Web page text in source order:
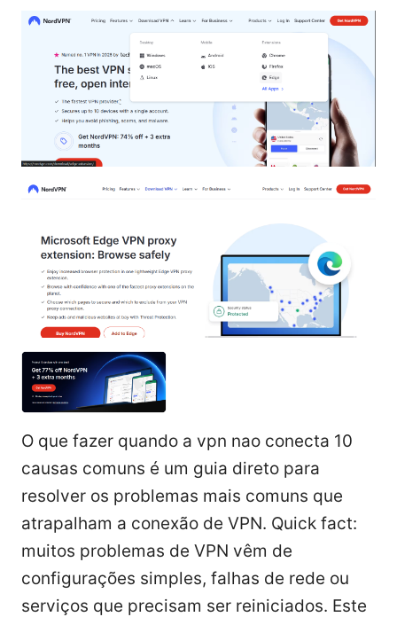
O que fazer quando a vpn nao conecta 10
causas comuns é um guia direto para
resolver os problemas mais comuns que
atrapalham a conexão de VPN. Quick fact:
muitos problemas de VPN vêm de
configurações simples, falhas de rede ou
serviços que precisam ser reiniciados. Este